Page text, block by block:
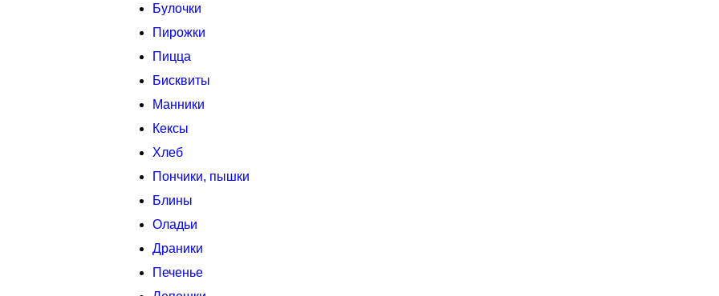
Булочки
Пирожки
Пицца
Бисквиты
Манники
Кексы
Хлеб
Пончики, пышки
Блины
Оладьи
Драники
Печенье